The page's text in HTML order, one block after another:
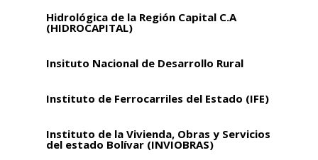
Hidrológica de la Región Capital C.A
(HIDROCAPITAL)
Insituto Nacional de Desarrollo Rural
Instituto de Ferrocarriles del Estado (IFE)
Instituto de la Vivienda, Obras y Servicios
del estado Bolívar (INVIOBRAS)